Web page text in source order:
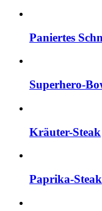
Paniertes
Superhero-
Kräuter-Steak
Paprika-Steak